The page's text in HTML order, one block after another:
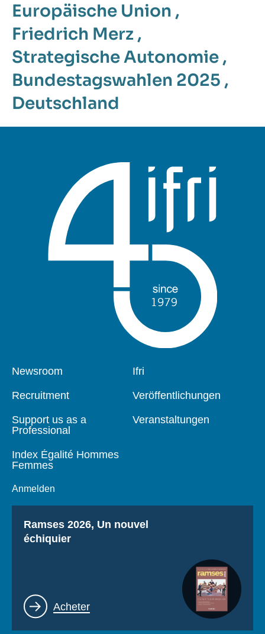
Europäische Union ,
Friedrich Merz ,
Strategische Autonomie ,
Bundestagswahlen 2025 ,
Deutschland
Pied
Newsroom
Recruitment
Support us as a
Professional
Index Égalité Hommes
Femmes
Anmelden
Navigation
Ifri
Veröffentlichungen
Veranstaltungen
Titre
Ramses 2026, Un nouvel
échiquier
Lien
Acheter